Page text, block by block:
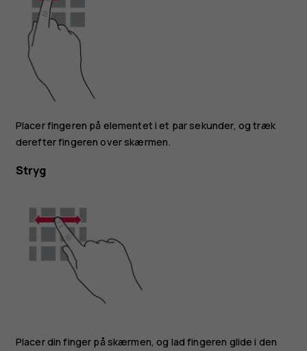
Placer fingeren på elementet i et par sekunder, og træk
derefter fingeren over skærmen.
Stryg
Placer din finger på skærmen, og lad fingeren glide i den